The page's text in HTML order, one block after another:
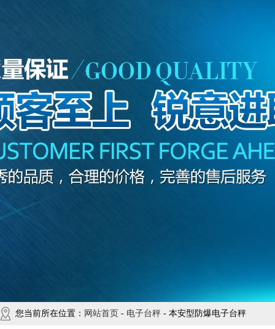
您当前所在位置： 网站首页 - 电子台秤 - 本安型防爆电子台秤